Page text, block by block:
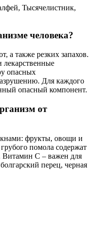
Тысячелистник,
человека?
а также резких запахов.
лекарственные
опасных
Для каждого
опасный компонент.
от
фрукты, овощи и
помола содержат
Витамин С – важен для
перец, черная